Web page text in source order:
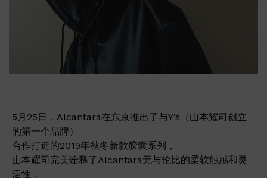
5月25日，Alcantara在东京推出了与Y’s（山本耀司创立
的第一个品牌）
合作打造的2019年秋冬新款胶囊系列，
山本耀司完美诠释了Alcantara无与伦比的柔软触感和灵
活性，